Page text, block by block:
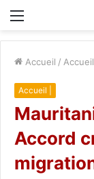
Menu
Accueil / Accueil |
Accueil |
Accord